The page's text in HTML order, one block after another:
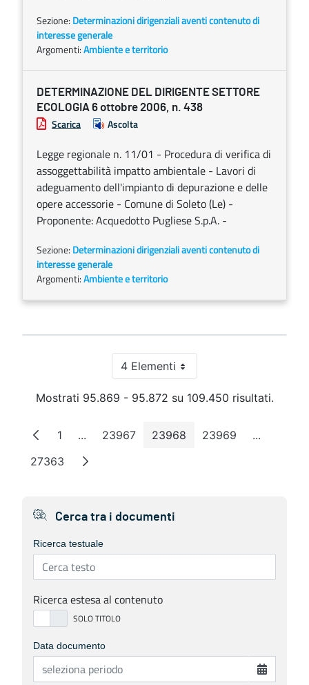
Sezione: Determinazioni dirigenziali aventi contenuto di
interesse generale
Argomenti:Ambiente e territorio
DETERMINAZIONE DEL DIRIGENTE SETTORE
ECOLOGIA 6 ottobre 2006, n. 438
Scarica Ascolta
Legge regionale n. 11/01 - Procedura di verifica di
assoggettabilità impatto ambientale - Lavori di
adeguamento dell'impianto di depurazione e delle
opere accessorie - Comune di Soleto (Le) -
Proponente: Acquedotto Pugliese S.p.A. -
Sezione: Determinazioni dirigenziali aventi contenuto di
interesse generale
Argomenti:Ambiente e territorio
4 ElementiPer pagina
Mostrati 95.869 - 95.872 su 109.450 risultati.
Pagina
1 ...Pagine intermedie
Pagina
23967 Pagina
23968 Pagina
23969 ...Pagine
Pagina
27363
Cerca tra i documenti
Ricerca testuale
Ricerca estesa al contenuto
Data documento